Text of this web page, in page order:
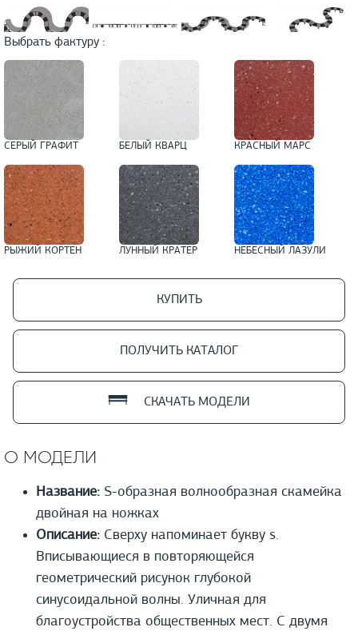
Выбрать фактуру :
СЕРЫЙ ГРАФИТ БЕЛЫЙ КВАРЦ КРАСНЫЙ МАРС
РЫЖИЙ КОРТЕН ЛУННЫЙ КРАТЕР НЕБЕСНЫЙ ЛАЗУЛИ
КУПИТЬ
ПОЛУЧИТЬ КАТАЛОГ
СКАЧАТЬ МОДЕЛИ
О МОДЕЛИ
Название: S-образная волнообразная скамейка
двойная на ножках
Описание: Сверху напоминает букву s.
Вписывающиеся в повторяющейся
геометрический рисунок глубокой
синусоидальной волны. Уличная для
благоустройства общественных мест. С двумя